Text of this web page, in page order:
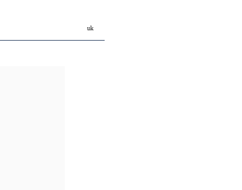
uk